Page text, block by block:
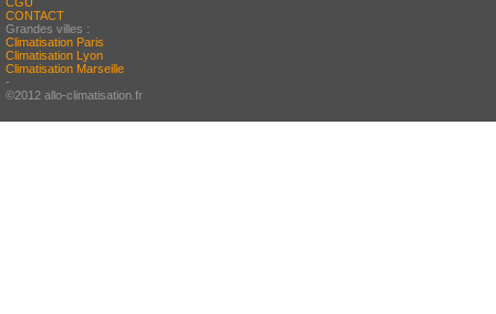
CONTACT
Grandes villes :
Climatisation Paris
Climatisation Lyon
Climatisation Marseille
-
©2012 allo-climatisation.fr